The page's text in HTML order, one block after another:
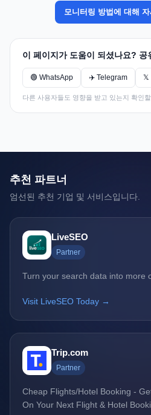
모니터링 방법에 대해 자
이 페이지가 도움이 되셨나요? 공
🟢 WhatsApp ✈️ Telegram 𝕏
다른 사용자들도 영향을 받고 있는지 확인
추천 파트너
엄선된 추천 기업 및 서비스입니다.
LiveSEO
Partner
Turn your search data into more
Visit LiveSEO Today →
Trip.com
Partner
Cheap Flights/Hotel Booking -
On Your Next Flight & Hotel